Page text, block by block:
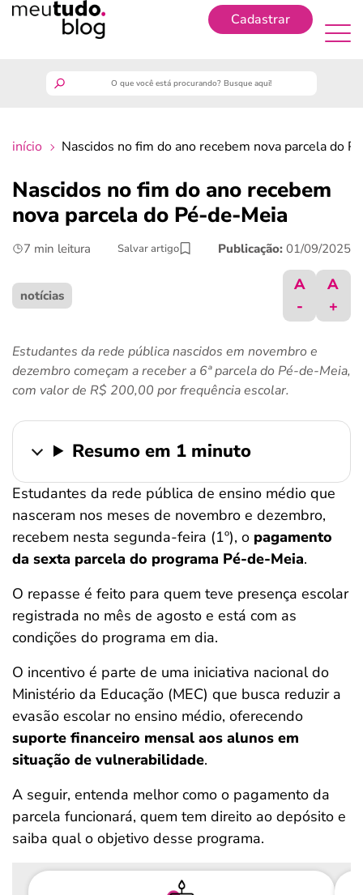
Cadastrar
finanças
benefícios
crédito fácil
ferramentas
início Nascidos no fim do ano recebem nova parcela do
Nascidos no fim do ano recebem
nova parcela do Pé-de-Meia
7 min leitura Salvar artigo Publicação: 01/09/2025
notícias
A
-
A
+
Estudantes da rede pública nascidos em novembro e
dezembro começam a receber a 6ª parcela do Pé-de-Meia,
com valor de R$ 200,00 por frequência escolar.
Resumo em 1 minuto
Estudantes da rede pública de ensino médio que
nasceram nos meses de novembro e dezembro,
recebem nesta segunda-feira (1º), o pagamento
da sexta parcela do programa Pé-de-Meia.
O repasse é feito para quem teve presença escolar
registrada no mês de agosto e está com as
condições do programa em dia.
O incentivo é parte de uma iniciativa nacional do
Ministério da Educação (MEC) que busca reduzir a
evasão escolar no ensino médio, oferecendo
suporte financeiro mensal aos alunos em
situação de vulnerabilidade.
A seguir, entenda melhor como o pagamento da
parcela funcionará, quem tem direito ao depósito e
saiba qual o objetivo desse programa.